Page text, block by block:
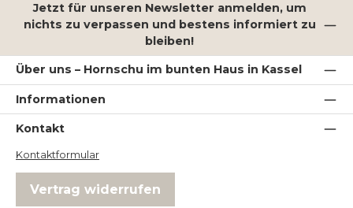
Jetzt für unseren Newsletter anmelden, um
nichts zu verpassen und bestens informiert zu
bleiben!
Über uns – Hornschu im bunten Haus in Kassel
Informationen
Kontakt
Kontaktformular
Vertrag widerrufen